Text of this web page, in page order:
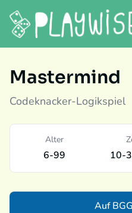
Mastermind
Codeknacker-Logikspiel
Alter
6-99 10-
Auf